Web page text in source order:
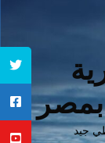
بمصر
جيد